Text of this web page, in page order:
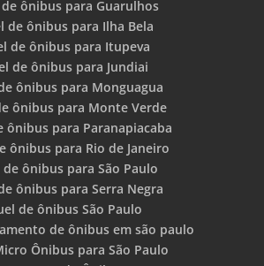
ônibus para Guarulhos
de ônibus para Ilha Bela
de ônibus para Itupeva
de ônibus para Jundiai
ônibus para Monguagua
ônibus para Monte Verde
ônibus para Paranapiacaba
ônibus para Rio de Janeiro
ônibus para São Paulo
ônibus para Serra Negra
de ônibus São Paulo
de ônibus em são paulo
Ônibus para São Paulo